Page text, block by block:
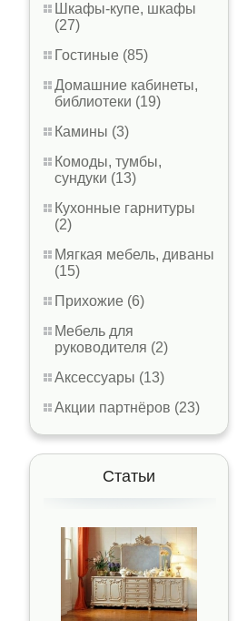
Шкафы-купе, шкафы
(27)
Гостиные (85)
Домашние кабинеты,
библиотеки (19)
Камины (3)
Комоды, тумбы,
сундуки (13)
Кухонные гарнитуры
(2)
Мягкая мебель, диваны
(15)
Прихожие (6)
Мебель для
руководителя (2)
Аксессуары (13)
Акции партнёров (23)
Статьи